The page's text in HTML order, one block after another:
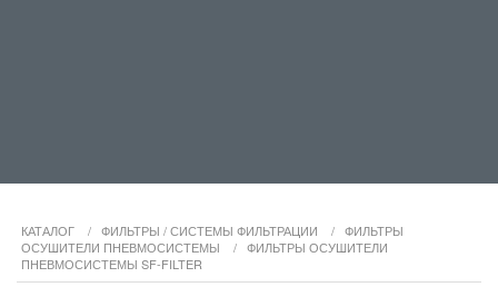
КАТАЛОГ / ФИЛЬТРЫ / СИСТЕМЫ ФИЛЬТРАЦИИ / ФИЛЬТРЫ
ОСУШИТЕЛИ ПНЕВМОСИСТЕМЫ / ФИЛЬТРЫ ОСУШИТЕЛИ
ПНЕВМОСИСТЕМЫ SF-FILTER